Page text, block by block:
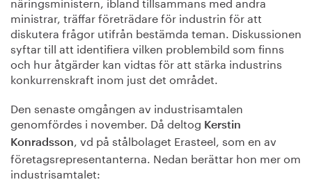
ministrar, träffar företrädare för industrin för att
diskutera frågor utifrån bestämda teman. Diskussionen
syftar till att identifiera vilken problembild som finns
och hur åtgärder kan vidtas för att stärka industrins
konkurrenskraft inom just det området.
Den senaste omgången av industrisamtalen
genomfördes i november. Då deltog Kerstin
Konradsson, vd på stålbolaget Erasteel, som en av
företagsrepresentanterna. Nedan berättar hon mer om
industrisamtalet: